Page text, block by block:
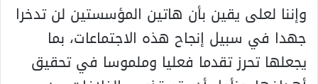
وإننا لعلى يقين بأن هاتين المؤسستين لن تدخرا
جهدا في سبيل إنجاح هذه الاجتماعات، بما
يجعلها تحرز تقدما فعليا وملموسا في تحقيق